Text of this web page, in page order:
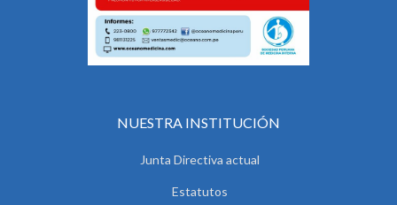
NUESTRA INSTITUCIÓN
Junta Directiva actual
Estatutos